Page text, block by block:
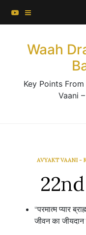
Waah
Key Points
Vaani
AVYAKT VAANI -
“परमात्म प्यार
जीवन का